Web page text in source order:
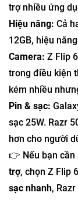
trợ nhiều ứng
Hiệu năng: Cả
12GB, hiệu
Camera: Z Flip
trong điều kiện
kém nhiều
Pin & sạc:
sạc 25W. Razr
hơn cho người
👉 Nếu bạn cần
trợ, chọn Z Flip
sạc nhanh,